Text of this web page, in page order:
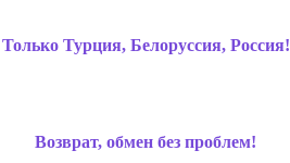
Только Турция, Белоруссия, Россия!
Возврат, обмен без проблем!